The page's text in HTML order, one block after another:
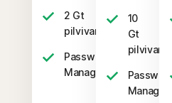
2 Gt
Password
Manager
10
Gt
Manager